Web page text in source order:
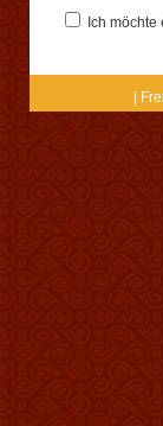
Ich
|